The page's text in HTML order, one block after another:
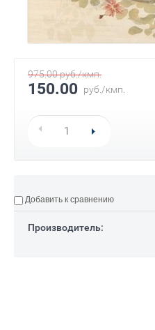
975.00руб./кмп.
150.00 руб. /кмп.
Добавить к сравнению
Производитель: